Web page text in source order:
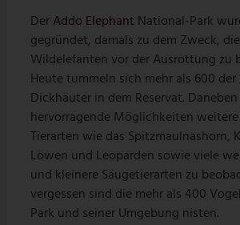
DerAddo Elephant National-Park
gegründet, damals zu dem Zweck,
Wildelefanten vor der Ausrottung zu
Heute tummeln sich mehr als 600
Dickhäuter in dem Reservat.
hervorragende Möglichkeiten
Tierarten wie das Spitzmaulnashorn,
Löwen und Leoparden sowie viele
und kleinere Säugetierarten zu
vergessen sind die mehr als 400
Park und seiner Umgebung nisten.